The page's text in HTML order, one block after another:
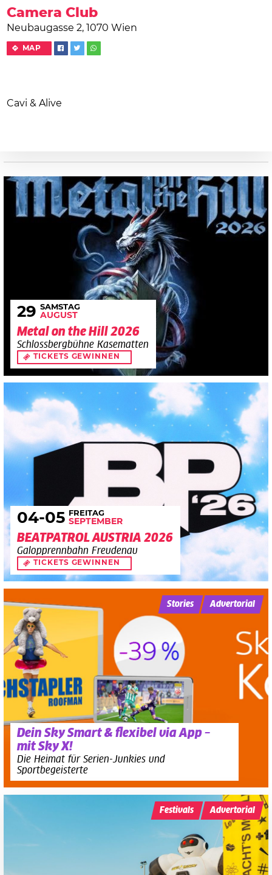
Camera Club
Neubaugasse 2, 1070 Wien
MAP
Cavi & Alive
29 SAMSTAG
AUGUST
Metal on the Hill 2026
Schlossbergbühne Kasematten
TICKETS GEWINNEN
04-05 FREITAG
SEPTEMBER
BEATPATROL AUSTRIA 2026
Galopprennbahn Freudenau
TICKETS GEWINNEN
Dein Sky Smart & flexibel via App –
mit Sky X!
Die Heimat für Serien-Junkies und
Sportbegeisterte
Stories Advertorial
Festivals Advertorial